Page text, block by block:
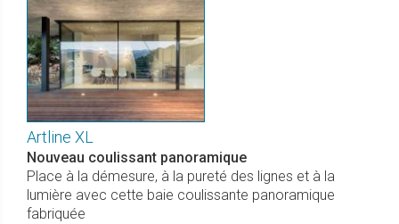
Artline XL
Nouveau coulissant panoramique
Place à la démesure, à la pureté des lignes et à la
lumière avec cette baie coulissante panoramique
fabriquée